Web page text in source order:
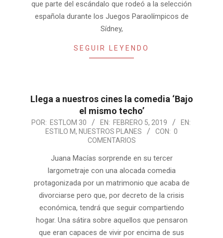
que parte del escándalo que rodeó a la selección
española durante los Juegos Paraolímpicos de
Sídney,
SEGUIR LEYENDO
Llega a nuestros cines la comedia ‘Bajo
el mismo techo’
2019-
POR: ESTLOM 30 EN: FEBRERO 5, 2019
EN:
ESTILO M, NUESTROS PLANES CON: 0
COMENTARIOS
Juana Macías sorprende en su tercer
largometraje con una alocada comedia
protagonizada por un matrimonio que acaba de
divorciarse pero que, por decreto de la crisis
económica, tendrá que seguir compartiendo
hogar. Una sátira sobre aquellos que pensaron
que eran capaces de vivir por encima de sus